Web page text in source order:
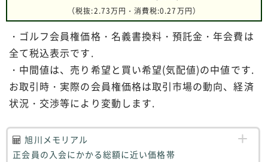
（税抜:2.73万円・消費税:0.27万円）
・ゴルフ会員権価格・名義書換料・預託金・年会費は
全て税込表示です.
・中間値は、売り希望と買い希望(気配値)の中値です.
お取引時・実際の会員権価格は取引市場の動向、経済
状況・交渉等により変動します.
旭川メモリアル
正会員の入会にかかる総額に近い価格帯